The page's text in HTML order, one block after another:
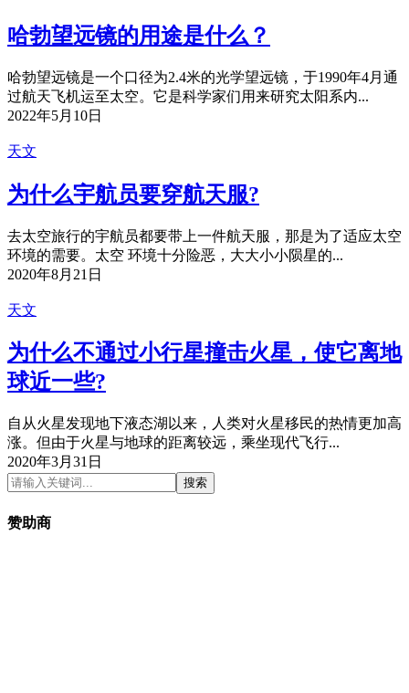
哈勃望远镜的用途是什么？
哈勃望远镜是一个口径为2.4米的光学望远镜，于1990年4月通
过航天飞机运至太空。它是科学家们用来研究太阳系内...
2022年5月10日
天文
为什么宇航员要穿航天服?
去太空旅行的宇航员都要带上一件航天服，那是为了适应太空
环境的需要。太空 环境十分险恶，大大小小陨星的...
2020年8月21日
天文
为什么不通过小行星撞击火星，使它离地
球近一些?
自从火星发现地下液态湖以来，人类对火星移民的热情更加高
涨。但由于火星与地球的距离较远，乘坐现代飞行...
2020年3月31日
搜索
赞助商